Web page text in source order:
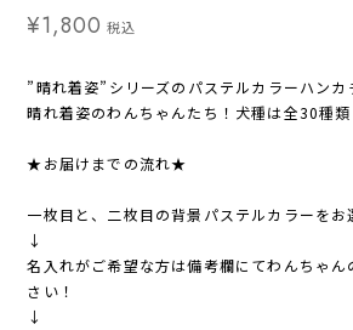
¥1,800 税込
”晴れ着姿”シリーズのパステルカラーハンカ
晴れ着姿のわんちゃんたち！犬種は全30種類
★お届けまでの流れ★
一枚目と、二枚目の背景パステルカラーをお
↓
名入れがご希望な方は備考欄にてわんちゃ
さい！
↓